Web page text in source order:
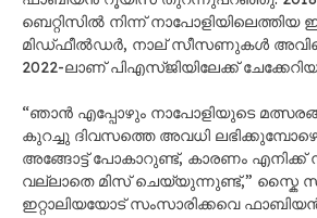
ബെറ്റിസിൽ നിന്ന്
മിഡ്‌ഫീൽഡർ, നാല് സീസണുകൾ അവിടെ
2022-ലാണ് പിഎസ്‌ജിയിലേക്ക്
“ഞാൻ എപ്പോഴും നാപോളിയുടെ
കുറച്ചു ദിവസത്തെ അവധി
അങ്ങോട്ട് പോകാറുണ്ട്, കാരണം എനിക്ക്
വല്ലാതെ മിസ് ചെയ്യുന്നുണ്ട്,” സ്കൈ
ഇറ്റാലിയയോട് സംസാരിക്കവെ